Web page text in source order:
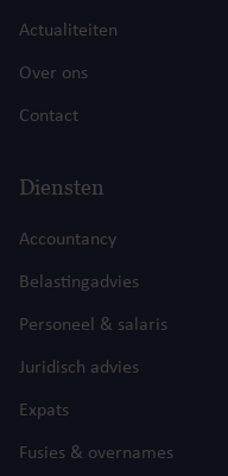
Actualiteiten
Over ons
Contact
Diensten
Accountancy
Belastingadvies
Personeel & salaris
Juridisch advies
Expats
Fusies & overnames